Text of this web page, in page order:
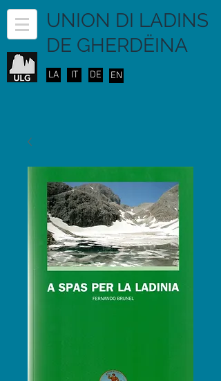
UNION DI LADINS
DE GHERDËINA
LA IT DE EN